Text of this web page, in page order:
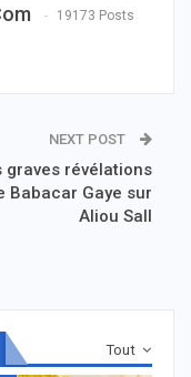
19173 Posts
NEXT POST
graves révélations
Babacar Gaye sur
Aliou Sall
Tout